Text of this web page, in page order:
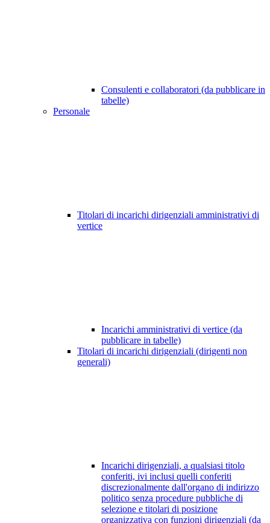
Consulenti e collaboratori (da pubblicare in
tabelle)
Personale
Titolari di incarichi dirigenziali amministrativi di
vertice
Incarichi amministrativi di vertice (da
pubblicare in tabelle)
Titolari di incarichi dirigenziali (dirigenti non
generali)
Incarichi dirigenziali, a qualsiasi titolo
conferiti, ivi inclusi quelli conferiti
discrezionalmente dall'organo di indirizzo
politico senza procedure pubbliche di
selezione e titolari di posizione
organizzativa con funzioni dirigenziali (da